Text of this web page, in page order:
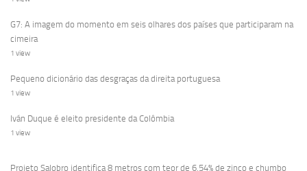
G7: A imagem do momento em seis olhares dos países que participaram na
cimeira
1 view
Pequeno dicionário das desgraças da direita portuguesa
1 view
Iván Duque é eleito presidente da Colômbia
1 view
Projeto Salobro identifica 8 metros com teor de 6,54% de zinco e chumbo